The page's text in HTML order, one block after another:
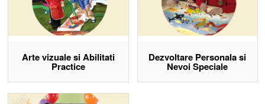
Arte vizuale si Abilitati
Practice
Dezvoltare Personala si
Nevoi Speciale